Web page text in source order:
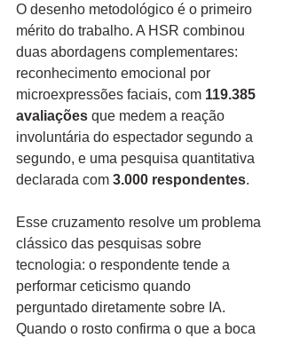
O desenho metodológico é o primeiro
mérito do trabalho. A HSR combinou
duas abordagens complementares:
reconhecimento emocional por
microexpressões faciais, com 119.385
avaliações que medem a reação
involuntária do espectador segundo a
segundo, e uma pesquisa quantitativa
declarada com 3.000 respondentes.
Esse cruzamento resolve um problema
clássico das pesquisas sobre
tecnologia: o respondente tende a
performar ceticismo quando
perguntado diretamente sobre IA.
Quando o rosto confirma o que a boca